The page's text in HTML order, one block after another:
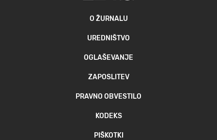
O ŽURNALU
UREDNIŠTVO
OGLAŠEVANJE
ZAPOSLITEV
PRAVNO OBVESTILO
KODEKS
PIŠKOTKI